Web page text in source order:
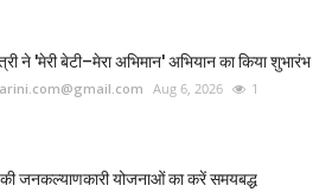
ने 'मेरी बेटी–मेरा अभिमान' अभियान का किया शुभारंभ
Aug 6, 2026 1
जनकल्याणकारी योजनाओं का करें समयबद्ध